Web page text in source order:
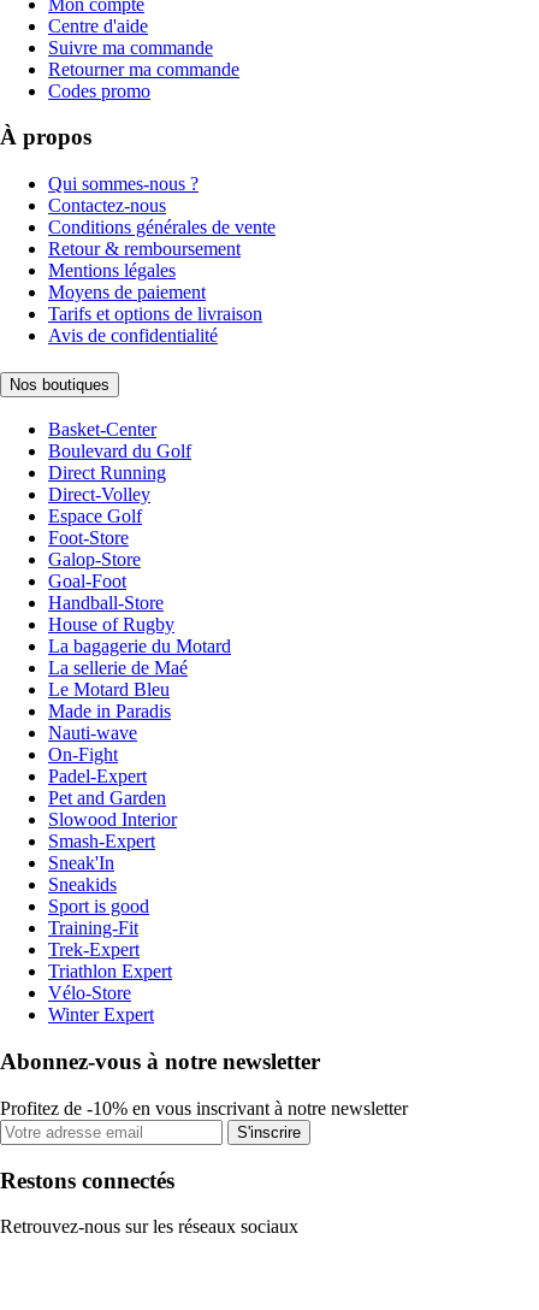
Centre d'aide
Suivre ma commande
Retourner ma commande
Codes promo
À propos
Qui sommes-nous ?
Contactez-nous
Conditions générales de vente
Retour & remboursement
Mentions légales
Moyens de paiement
Tarifs et options de livraison
Avis de confidentialité
Nos boutiques
Basket-Center
Boulevard du Golf
Direct Running
Direct-Volley
Espace Golf
Foot-Store
Galop-Store
Goal-Foot
Handball-Store
House of Rugby
La bagagerie du Motard
La sellerie de Maé
Le Motard Bleu
Made in Paradis
Nauti-wave
On-Fight
Padel-Expert
Pet and Garden
Slowood Interior
Smash-Expert
Sneak'In
Sneakids
Sport is good
Training-Fit
Trek-Expert
Triathlon Expert
Vélo-Store
Winter Expert
Abonnez-vous à notre newsletter
Profitez de -10% en vous inscrivant à notre newsletter
S'inscrire
Restons connectés
Retrouvez-nous sur les réseaux sociaux